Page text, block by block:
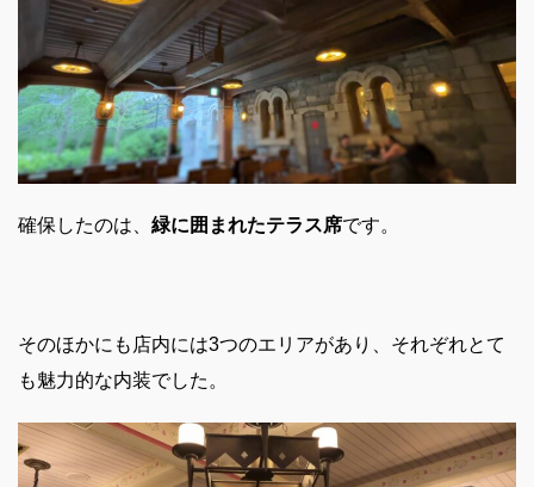
確保したのは、 緑に囲まれたテラス席です。
そのほかにも店内には3つのエリアがあり、それぞれとて
も魅力的な内装でした。